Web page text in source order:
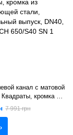
канал с матовой
кромка из
стали,
выпуск, DN40,
650/S40 SN 1
7 991 грн